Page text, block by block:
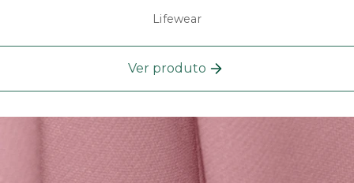
Lifewear
Ver produto